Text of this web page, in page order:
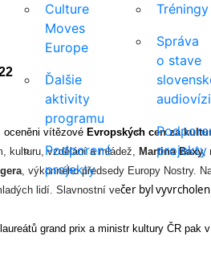
Culture
Moves
Europe
Ďalšie
aktivity
programu
Podporené
projekty
Tréningy
Správa
o stave
projekty
oceněni vítězové Evropských cen za
kulturu, vzdělání a mládež, Martina Baxy,
, výkonného předsedy Europy Nostry.
lidí. Slavnostní večer byl
grand prix a ministr kultury ČR pak